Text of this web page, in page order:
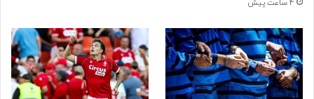
4 ساعت پیش